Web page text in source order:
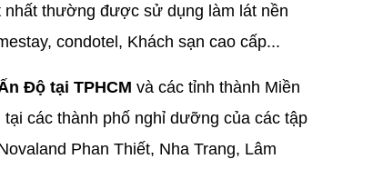
thường được sử dụng làm lát nền
condotel, Khách sạn cao cấp...
Độ tại TPHCM và các tỉnh thành Miền
các thành phố nghỉ dưỡng của các tập
Phan Thiết, Nha Trang, Lâm